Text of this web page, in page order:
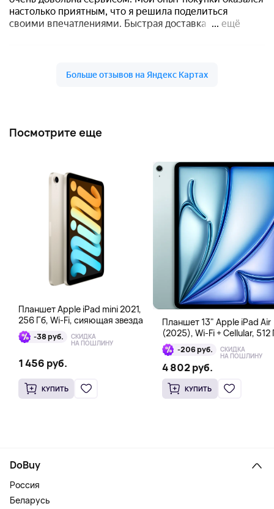
Посмотрите еще
Планшет Apple iPad mini 2021,
256 Гб, Wi-Fi, сияющая звезда
-38 руб. СКИДКА
НА ПОШЛИНУ
1 456 руб.
КУПИТЬ
Планшет 13" Apple iPad Air
(2025), Wi-Fi + Cellular, 512
голубой-206 руб. СКИДКА
НА ПОШЛИНУ
4 802 руб.
КУПИТЬ
DoBuy
Россия
Беларусь